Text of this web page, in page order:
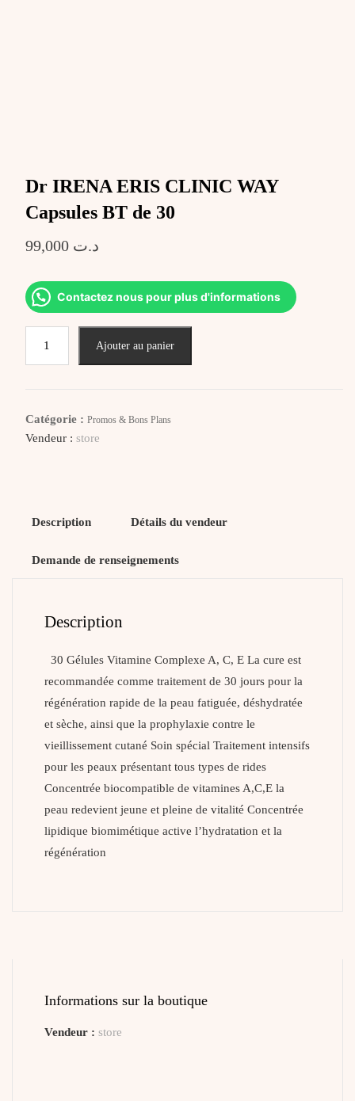
Dr IRENA ERIS CLINIC WAY
Capsules BT de 30
د.ت 99,000
Contactez nous pour plus d'informations
30
Ajouter au panier
Catégorie : Promos & Bons Plans
Vendeur : store
Description Détails du vendeur
Demande de renseignements
Description
30 Gélules Vitamine Complexe A, C, E La cure est
recommandée comme traitement de 30 jours pour la
régénération rapide de la peau fatiguée, déshydratée
et sèche, ainsi que la prophylaxie contre le
vieillissement cutané Soin spécial Traitement intensifs
pour les peaux présentant tous types de rides
Concentrée biocompatible de vitamines A,C,E la
peau redevient jeune et pleine de vitalité Concentrée
lipidique biomimétique active l’hydratation et la
régénération
Informations sur la boutique
Vendeur : store